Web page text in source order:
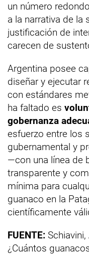
un número
a la narrativa de la
justificación de
carecen de
Argentina posee
diseñar y ejecutar
con estándares
ha faltado es
gobernanza
esfuerzo entre los
gubernamental y
—con una línea de
transparente y
mínima para
guanaco en la
científicamente
FUENTE:
¿Cuántos